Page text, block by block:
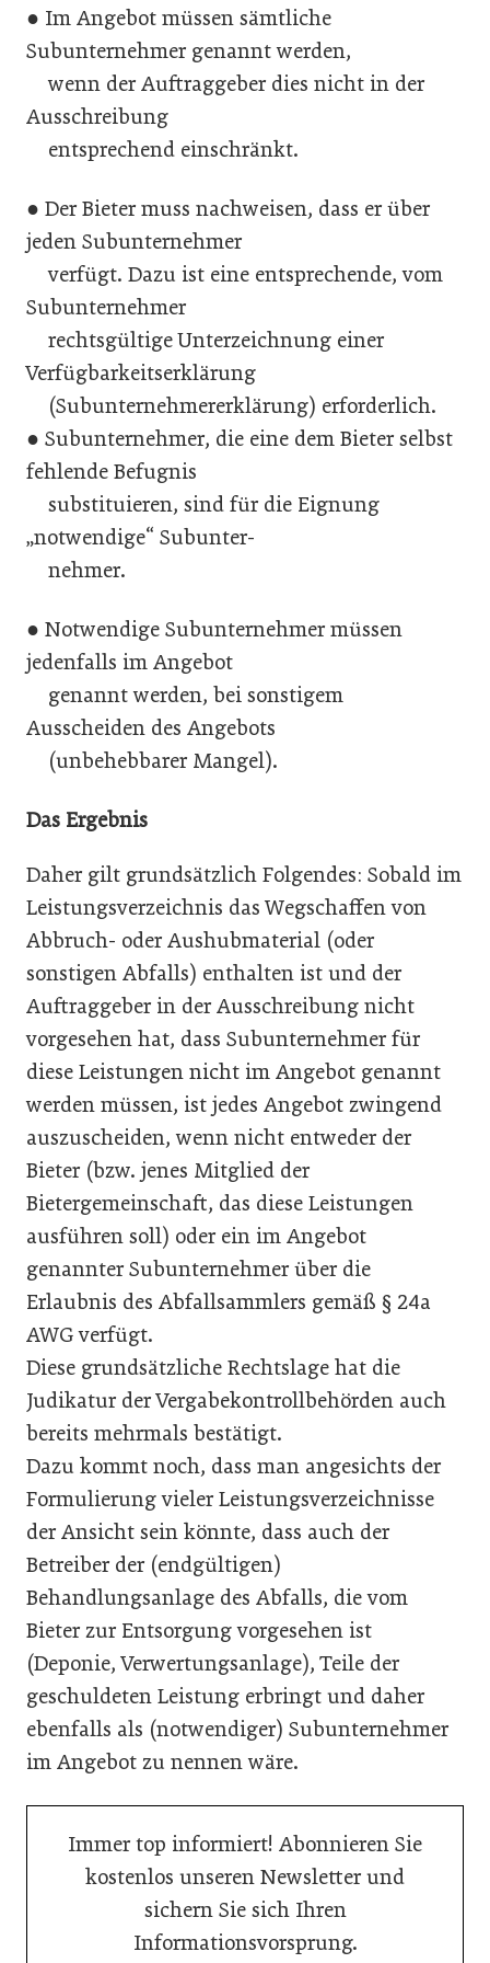
● Im Angebot müssen sämtliche
Subunternehmer genannt werden,
wenn der Auftraggeber dies nicht in der
Ausschreibung
entsprechend einschränkt.
● Der Bieter muss nachweisen, dass er über
jeden Subunternehmer
verfügt. Dazu ist eine entsprechende, vom
Subunternehmer
rechtsgültige Unterzeichnung einer
Verfügbarkeitserklärung
(Subunternehmererklärung) erforderlich.
● Subunternehmer, die eine dem Bieter selbst
fehlende Befugnis
substituieren, sind für die Eignung
„notwendige“ Subunter-
nehmer.
● Notwendige Subunternehmer müssen
jedenfalls im Angebot
genannt werden, bei sonstigem
Ausscheiden des Angebots
(unbehebbarer Mangel).
Das Ergebnis
Daher gilt grundsätzlich Folgendes: Sobald im
Leistungsverzeichnis das Wegschaffen von
Abbruch- oder Aushubmaterial (oder
sonstigen Abfalls) enthalten ist und der
Auftraggeber in der Ausschreibung nicht
vorgesehen hat, dass Subunternehmer für
diese Leistungen nicht im Angebot genannt
werden müssen, ist jedes Angebot zwingend
auszuscheiden, wenn nicht entweder der
Bieter (bzw. jenes Mitglied der
Bietergemeinschaft, das diese Leistungen
ausführen soll) oder ein im Angebot
genannter Subunternehmer über die
Erlaubnis des Abfallsammlers gemäß § 24a
AWG verfügt.
Diese grundsätzliche Rechtslage hat die
Judikatur der Vergabekontrollbehörden auch
bereits mehrmals bestätigt.
Dazu kommt noch, dass man angesichts der
Formulierung ­vieler Leistungsverzeichnisse
der Ansicht sein könnte, dass auch der
Betreiber der (endgültigen)
Behandlungsanlage des Abfalls, die vom
Bieter zur Entsorgung vorgesehen ist
(Deponie, Verwertungsanlage), Teile der
geschuldeten Leistung erbringt und daher
ebenfalls als (notwendiger) Subunternehmer
im Angebot zu nennen wäre.
Immer top informiert! Abonnieren Sie
kostenlos unseren Newsletter und
sichern Sie sich Ihren
Informationsvorsprung.